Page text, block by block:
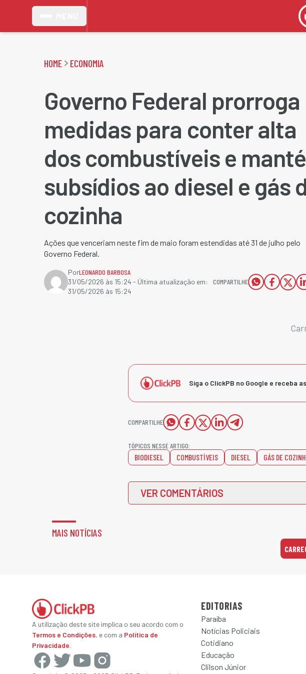
HOME ECONOMIA
Governo Federal prorroga
medidas para conter alta
dos combustíveis e
subsídios ao diesel e gás
cozinha
Ações que venceriam neste fim de maio foram estendidas até 31 de julho pelo
Governo Federal.
PorLEONARDO BARBOSA
31/05/2026 às 15:24 - Última atualização em:
31/05/2026 às 15:24
COMPARTILHE
Siga o ClickPB no Google e receba
COMPARTILHE
TÓPICOS NESSE ARTIGO:
BIODIESEL COMBUSTÍVEIS DIESEL GÁS DE
VER COMENTÁRIOS
MAIS NOTÍCIAS
A utilização deste site implica o seu acordo com o
Termos e Condições, e com a Política de
Privacidade.
EDITORIAS
Paraíba
Notícias Policiais
Cotidiano
Educação
Clilson Júnior